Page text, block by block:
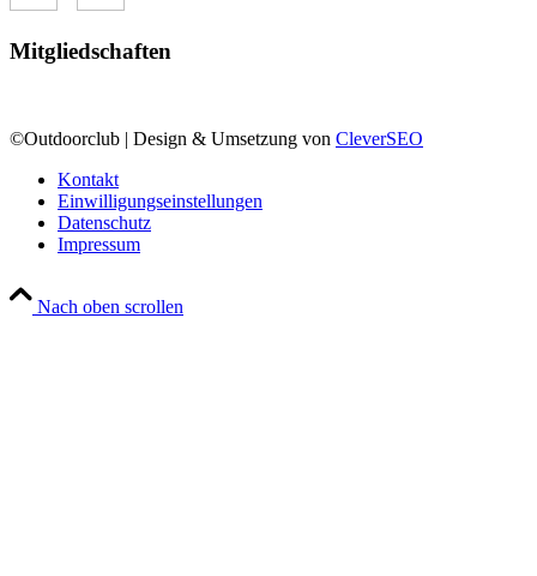
Mitgliedschaften
©Outdoorclub | Design & Umsetzung von CleverSEO
Kontakt
Einwilligungseinstellungen
Datenschutz
Impressum
Nach oben scrollen